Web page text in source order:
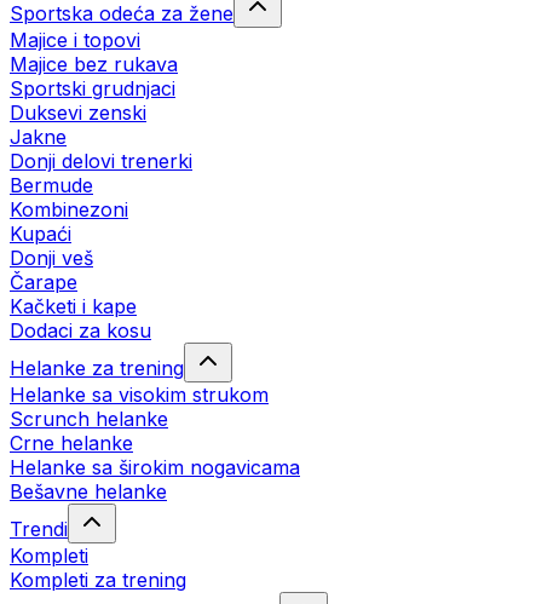
Sportska odeća za žene
Majice i topovi
Majice bez rukava
Sportski grudnjaci
Duksevi zenski
Jakne
Donji delovi trenerki
Bermude
Kombinezoni
Kupaći
Donji veš
Čarape
Kačketi i kape
Dodaci za kosu
Helanke za trening
Helanke sa visokim strukom
Scrunch helanke
Crne helanke
Helanke sa širokim nogavicama
Bešavne helanke
Trendi
Kompleti
Kompleti za trening